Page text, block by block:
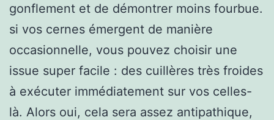
gonflement et de démontrer moins fourbue.
si vos cernes émergent de manière
occasionnelle, vous pouvez choisir une
issue super facile : des cuillères très froides
à exécuter immédiatement sur vos celles-
là. Alors oui, cela sera assez antipathique,